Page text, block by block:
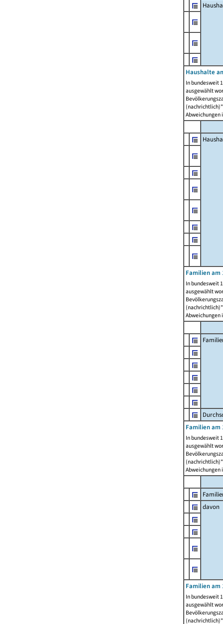
Haushalte
In bundesweit
ausgewählt
Abweichungen
Familien am
In bundesweit
ausgewählt
Abweichungen
Familien am
In bundesweit
ausgewählt
Abweichungen
davon
Familien am
In bundesweit
ausgewählt